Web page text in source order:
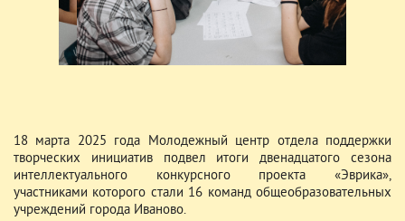
18 марта 2025 года Молодежный центр отдела поддержки
творческих инициатив подвел итоги двенадцатого сезона
интеллектуального конкурсного проекта «Эврика»,
участниками которого стали 16 команд общеобразовательных
учреждений города Иваново.